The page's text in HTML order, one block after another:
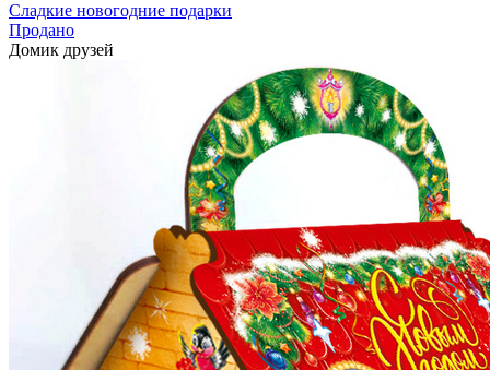
Сладкие новогодние подарки
Продано
Домик друзей